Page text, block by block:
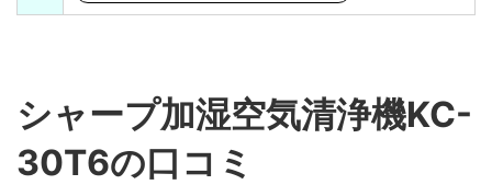
シャープ加湿空気清浄機KC-
30T6の口コミ